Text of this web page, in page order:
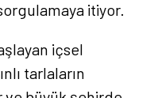
itiyor.
içsel
tarlaların